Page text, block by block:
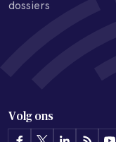
dossiers
Volg ons